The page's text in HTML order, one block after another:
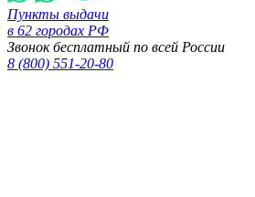
Пункты выдачи
в 62 городах РФ
Звонок бесплатный по всей России
8 (800) 551-20-80